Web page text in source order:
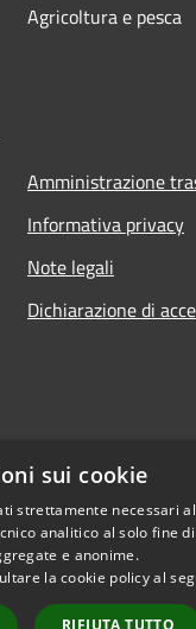
Agricoltura e pesca
Amministrazione
Informativa privacy
Note legali
Dichiarazione di
sui cookie
strettamente necessari
analitico al solo fine
e anonime.
la cookie policy al
RIFIUTA TUTTO